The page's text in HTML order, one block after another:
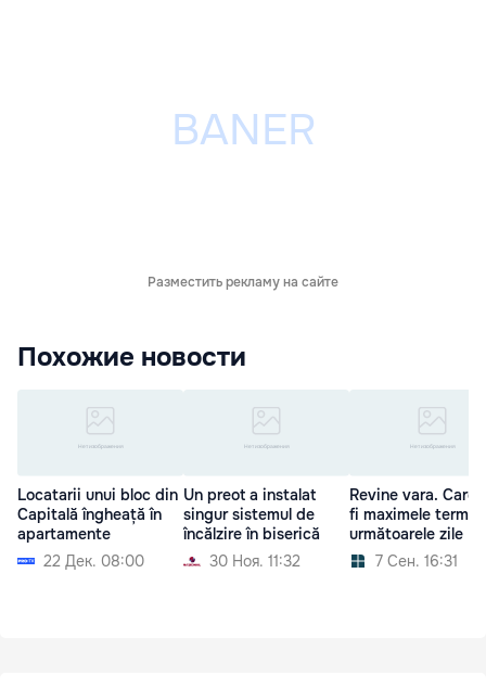
Разместить рекламу на сайте
Похожие новости
Locatarii unui bloc din
Capitală îngheață în
apartamente
22 Дек. 08:00
Un preot a instalat
singur sistemul de
încălzire în biserică
30 Ноя. 11:32
Revine vara. Care
fi maximele
următoarele zile
7 Сен. 16:31